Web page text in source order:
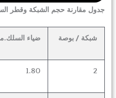
جدول مقارنة حجم الشبكة وقطر
شبكة /بوصة ضياء السلك.
2
1.80